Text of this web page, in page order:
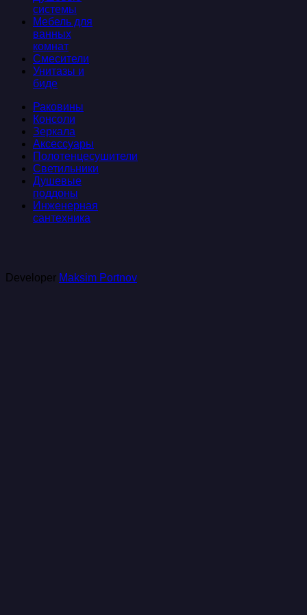
системы
Мебель для
ванных
комнат
Смесители
Унитазы и
биде
Раковины
Консоли
Зеркала
Аксессуары
Полотенцесушители
Светильники
Душевые
поддоны
Инженерная
сантехника
Developer Maksim Portnov